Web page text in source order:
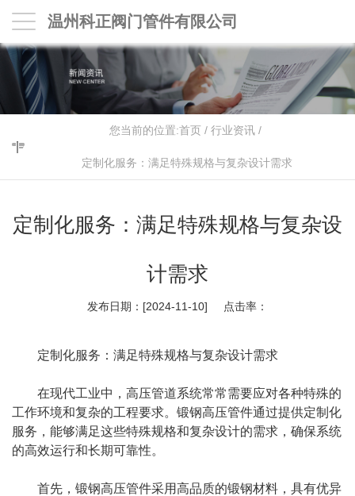
温州科正阀门管件有限公司
您当前的位置:首页/ 行业资讯/
定制化服务：满足特殊规格与复杂设计需求
定制化服务：满足特殊规格与复杂设
计需求
发布日期：[2024-11-10] 点击率：
定制化服务：满足特殊规格与复杂设计需求
在现代工业中，高压管道系统常常需要应对各种特殊的
工作环境和复杂的工程要求。 锻钢高压管件通过提供定制化
服务，能够满足这些特殊规格和复杂设计的需求，确保系统
的高效运行和长期可靠性。
首先，锻钢高压管件采用高品质的锻钢材料，具有优异